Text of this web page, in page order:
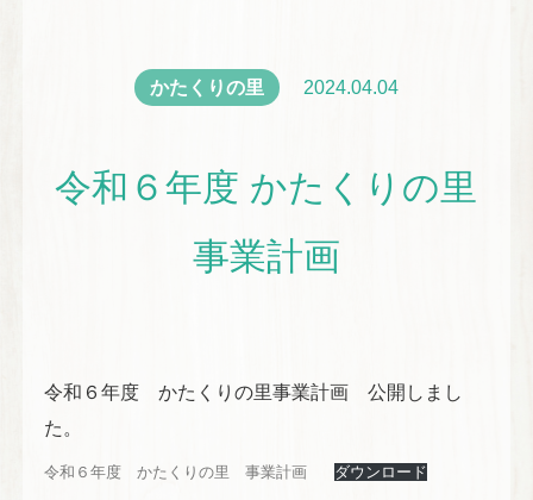
かたくりの里 2024.04.04
令和６年度 かたくりの里
事業計画
令和６年度 かたくりの里事業計画 公開しまし
た。
令和６年度 かたくりの里 事業計画 ダウンロード